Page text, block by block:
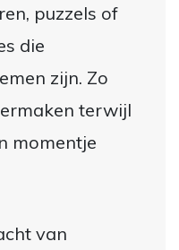
puzzels of
die
zijn. Zo
terwijl
momentje
van